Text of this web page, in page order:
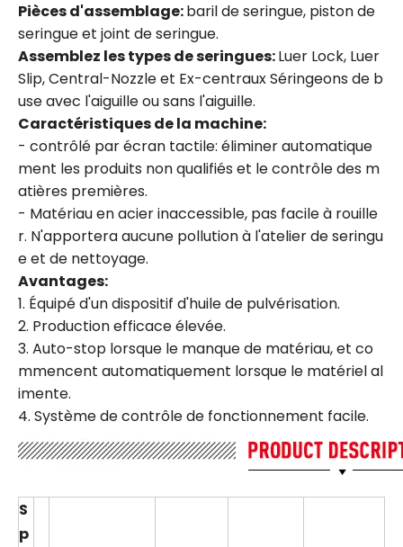
Pièces d'assemblage:baril de seringue, piston de
seringue et joint de seringue.
Assemblez les types de seringues:Luer Lock, Luer
Slip, Central-Nozzle et Ex-centraux Séringeons de b
use avec l'aiguille ou sans l'aiguille.
Caractéristiques de la machine:
- contrôlé par écran tactile: éliminer automatique
ment les produits non qualifiés et le contrôle des m
atières premières.
- Matériau en acier inaccessible, pas facile à rouille
r. N'apportera aucune pollution à l'atelier de seringu
e et de nettoyage.
Avantages:
1. Équipé d'un dispositif d'huile de pulvérisation.
2. Production efficace élevée.
3. Auto-stop lorsque le manque de matériau, et co
mmencent automatiquement lorsque le matériel al
imente.
4. Système de contrôle de fonctionnement facile.
S
p